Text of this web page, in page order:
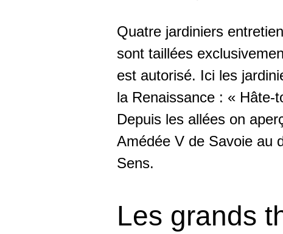
Quatre jardiniers
sont taillées
est autorisé. Ici les
la Renaissance : « Hâte-
Depuis les allées on
Amédée V de Savoie au
Sens.
Les grands